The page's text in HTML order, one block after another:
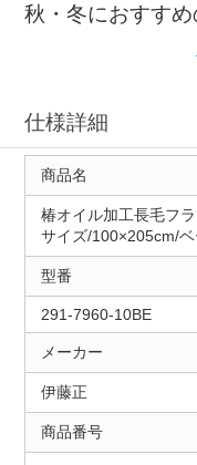
秋・冬におすすめ
仕様詳細
商品名
椿オイル加工長毛フ
サイズ/100×205cm/
型番
291-7960-10BE
メーカー
伊藤正
商品番号